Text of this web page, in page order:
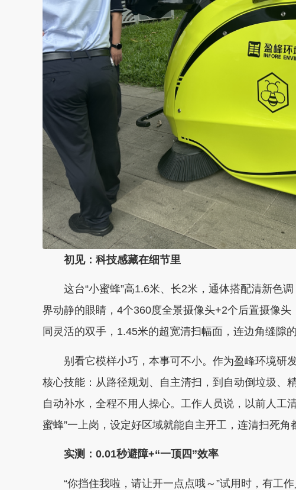
初见：科技感藏在细节里
这台“小蜜蜂”高1.6米、长2米，通体搭配清新色
界动静的眼睛，4个360度全景摄像头+2个后置摄像
同灵活的双手，1.45米的超宽清扫幅面，连边角缝隙
别看它模样小巧，本事可不小。作为盈峰环境研
核心技能：从路径规划、自主清扫，到自动倒垃圾、
自动补水，全程不用人操心。工作人员说，以前人工
蜜蜂”一上岗，设定好区域就能自主开工，连清扫死角
实测：0.01秒避障+“一顶四”效率
“你挡住我啦，请让开一点点哦～”试用时，有工